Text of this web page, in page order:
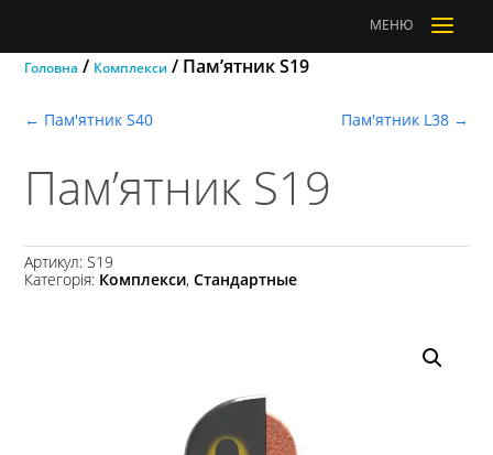
МЕНЮ a
Головна / Комплекси/ Пам’ятник S19
← Пам'ятник S40 Пам'ятник L38 →
Пам’ятник S19
Артикул: S19
Категорія: Комплекси, Стандартные